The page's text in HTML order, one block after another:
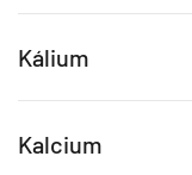
Kálium
Kalcium